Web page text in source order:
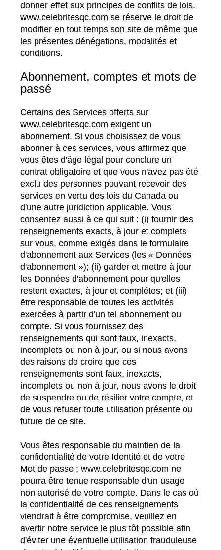
donner effet aux principes de conflits de lois.
www.celebritesqc.com se réserve le droit de
modifier en tout temps son site de même que
les présentes dénégations, modalités et
conditions.
Abonnement, comptes et mots de
passé
Certains des Services offerts sur
www.celebritesqc.com exigent un
abonnement. Si vous choisissez de vous
abonner à ces services, vous affirmez que
vous êtes d'âge légal pour conclure un
contrat obligatoire et que vous n'avez pas été
exclu des personnes pouvant recevoir des
services en vertu des lois du Canada ou
d'une autre juridiction applicable. Vous
consentez aussi à ce qui suit : (i) fournir des
renseignements exacts, à jour et complets
sur vous, comme exigés dans le formulaire
d'abonnement aux Services (les « Données
d'abonnement »); (ii) garder et mettre à jour
les Données d'abonnement pour qu'elles
restent exactes, à jour et complètes; et (iii)
être responsable de toutes les activités
exercées à partir d'un tel abonnement ou
compte. Si vous fournissez des
renseignements qui sont faux, inexacts,
incomplets ou non à jour, ou si nous avons
des raisons de croire que ces
renseignements sont faux, inexacts,
incomplets ou non à jour, nous avons le droit
de suspendre ou de résilier votre compte, et
de vous refuser toute utilisation présente ou
future de ce site.
Vous êtes responsable du maintien de la
confidentialité de votre Identité et de votre
Mot de passe ; www.celebritesqc.com ne
pourra être tenue responsable d'un usage
non autorisé de votre compte. Dans le cas où
la confidentialité de ces renseignements
viendrait à être compromise, veuillez en
avertir notre service le plus tôt possible afin
d'éviter une éventuelle utilisation frauduleuse